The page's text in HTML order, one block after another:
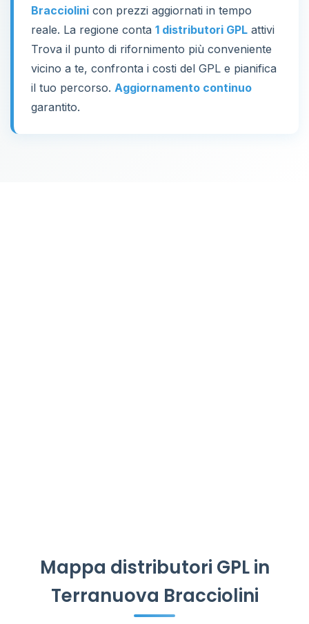
Bracciolini con prezzi aggiornati in tempo
reale. La regione conta 1 distributori GPL attivi
Trova il punto di rifornimento più conveniente
vicino a te, confronta i costi del GPL e pianifica
il tuo percorso. Aggiornamento continuo
garantito.
Mappa distributori GPL in
Terranuova Bracciolini